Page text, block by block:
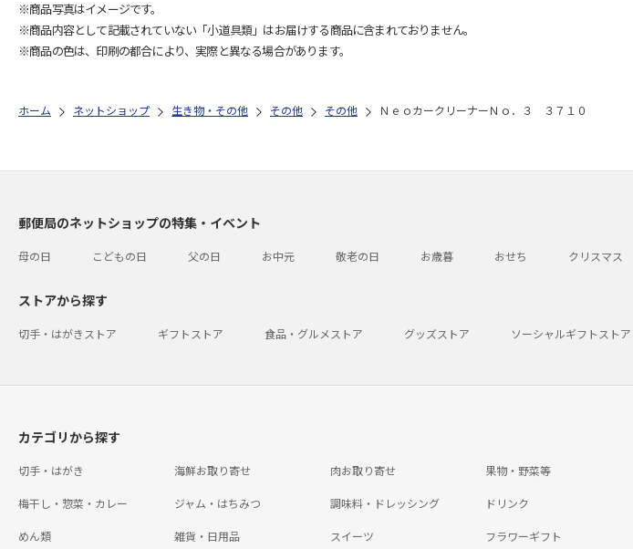
※商品写真はイメージです。
※商品内容として記載されていない「小道具類」はお届けする商品に含まれておりません。
※商品の色は、印刷の都合により、実際と異なる場合があります。
ホーム ネットショップ 生き物・その他 その他 その他 ＮｅｏカークリーナーＮｏ．３ ３７１０
郵便局のネットショップの特集・イベント
母の日 こどもの日 父の日 お中元 敬老の日 お歳暮 おせち クリスマス
ストアから探す
切手・はがきストア ギフトストア 食品・グルメストア グッズストア ソーシャルギフトストア
カテゴリから探す
切手・はがき 海鮮お取り寄せ 肉お取り寄せ 果物・野菜等
梅干し・惣菜・カレー ジャム・はちみつ 調味料・ドレッシング ドリンク
めん類 雑貨・日用品 スイーツ フラワーギフト